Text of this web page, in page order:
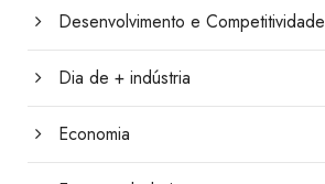
Desenvolvimento e Competitividade
Dia de + indústria
Economia